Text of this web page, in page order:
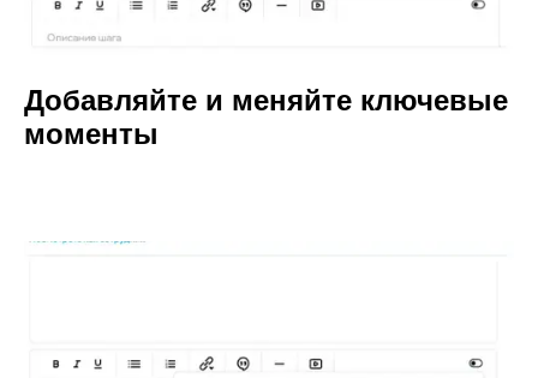
Добавляйте и меняйте ключевые
моменты